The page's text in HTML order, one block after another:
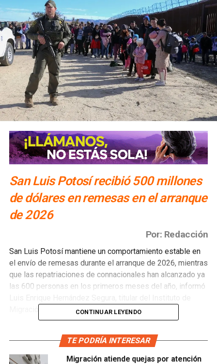
San Luis Potosí recibió 500 millones
de dólares en remesas en el arranque
de 2026
Por: Redacción
San Luis Potosí mantiene un comportamiento estable en
el envío de remesas durante el arranque de 2026, mientras
que las repatriaciones de connacionales han alcanzado ya
las 600 personas en los primeros meses del año, informó
Migración y Enlace Internacional (IMEI).
realizado en conjunto con elBanco de México,el flujo de
remesas se mantiene en niveles similares a los
CONTINUAR LEYENDO
TE PODRÍA INTERESAR
Migración atiende quejas por atención